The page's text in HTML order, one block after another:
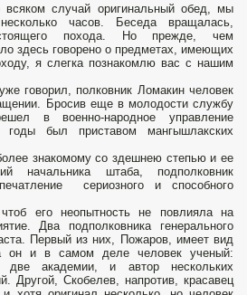
всяком случай оригинальный обед, мы
часов. Беседа вращалась,
похода. Но прежде, чем
здесь говорено о предметах, имеющих
я слегка познакомлю вас с нашим
говорил, полковник Ломакин человек
Бросив еще в молодости службу
в военно-народное управление
годы был приставом мангышлакских
знакомому со здешнею степью и ее
начальника штаба, подполковник
сериозного и способного
его неопытность не повлияла на
Два подполковника генерального
Первый из них, Пожаров, имеет вид
он и в самом деле человек ученый:
две академии, и автор нескольких
Другой, Скобелев, напротив, красавец